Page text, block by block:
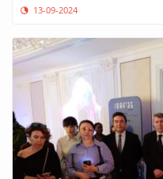
13-09-2024